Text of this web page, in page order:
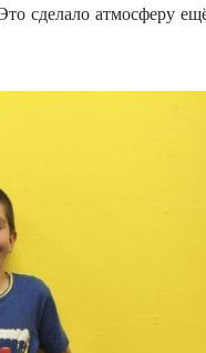
сделало атмосферу